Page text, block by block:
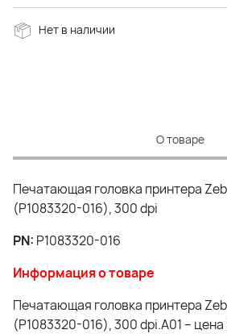
Нет в наличии
О товаре
Печатающая головка принтера
(P1083320-016), 300 dpi
PN: P1083320-016
Информация о товаре
Печатающая головка принтера
(P1083320-016), 300 dpi.A01 – цена